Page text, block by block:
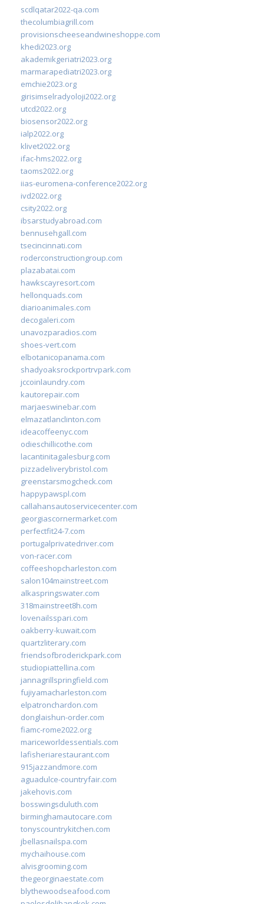
scdlqatar2022-qa.com
thecolumbiagrill.com
provisionscheeseandwineshoppe.com
khedi2023.org
akademikgeriatri2023.org
marmarapediatri2023.org
emchie2023.org
girisimselradyoloji2022.org
utcd2022.org
biosensor2022.org
ialp2022.org
klivet2022.org
ifac-hms2022.org
taoms2022.org
iias-euromena-conference2022.org
ivd2022.org
csity2022.org
ibsarstudyabroad.com
bennusehgall.com
tsecincinnati.com
roderconstructiongroup.com
plazabatai.com
hawkscayresort.com
hellonquads.com
diarioanimales.com
decogaleri.com
unavozparadios.com
shoes-vert.com
elbotanicopanama.com
shadyoaksrockportrvpark.com
jccoinlaundry.com
kautorepair.com
marjaeswinebar.com
elmazatlanclinton.com
ideacoffeenyc.com
odieschillicothe.com
lacantinitagalesburg.com
pizzadeliverybristol.com
greenstarsmogcheck.com
happypawspl.com
callahansautoservicecenter.com
georgiascornermarket.com
perfectfit24-7.com
portugalprivatedriver.com
von-racer.com
coffeeshopcharleston.com
salon104mainstreet.com
alkaspringswater.com
318mainstreet8h.com
lovenailsspari.com
oakberry-kuwait.com
quartzliterary.com
friendsofbroderickpark.com
studiopiattellina.com
jannagrillspringfield.com
fujiyamacharleston.com
elpatronchardon.com
donglaishun-order.com
fiamc-rome2022.org
mariceworldessentials.com
lafisheriarestaurant.com
915jazzandmore.com
aguadulce-countryfair.com
jakehovis.com
bosswingsduluth.com
birminghamautocare.com
tonyscountrykitchen.com
jbellasnailspa.com
mychaihouse.com
alvisgrooming.com
thegeorginaestate.com
blythewoodseafood.com